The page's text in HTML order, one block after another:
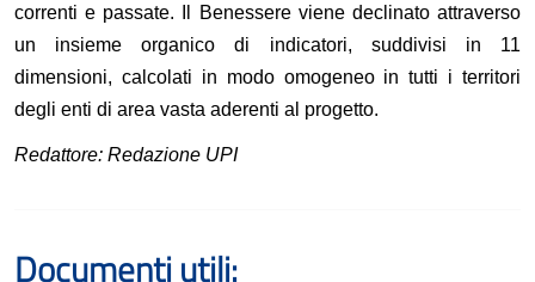
correnti e passate. Il Benessere viene declinato attraverso
un insieme organico di indicatori, suddivisi in 11
dimensioni, calcolati in modo omogeneo in tutti i territori
degli enti di area vasta aderenti al progetto.
Redattore: Redazione UPI
Documenti utili: